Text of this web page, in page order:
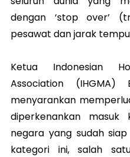
dengan ‘stop over’
pesawat dan jarak
Ketua Indonesian
Association
menyarankan
diperkenankan masuk
negara yang sudah
kategori ini, salah